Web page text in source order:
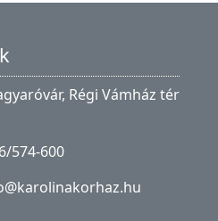
Régi Vámház tér
574-600